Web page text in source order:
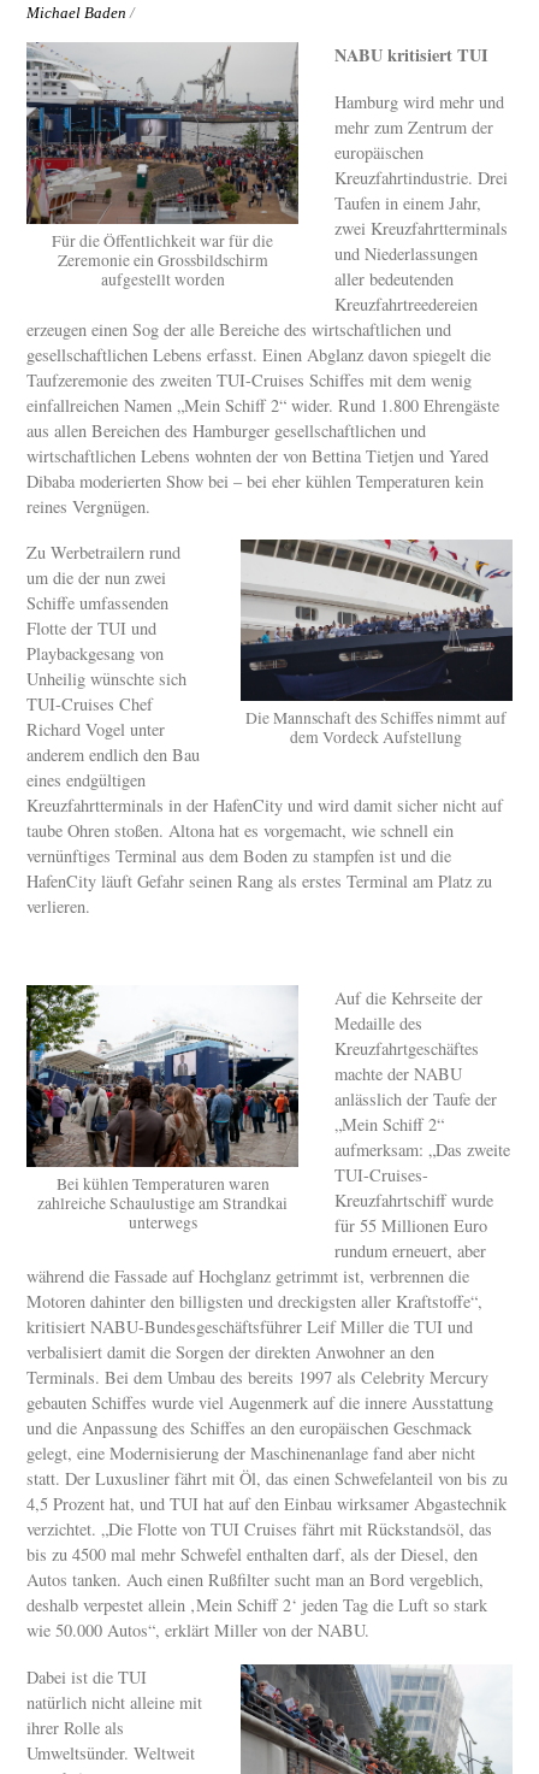
Michael Baden /
Für die Öffentlichkeit war für die
Zeremonie ein Grossbildschirm
aufgestellt worden
NABU kritisiert TUI
Hamburg wird mehr und
mehr zum Zentrum der
europäischen
Kreuzfahrtindustrie. Drei
Taufen in einem Jahr,
zwei Kreuzfahrtterminals
und Niederlassungen
aller bedeutenden
Kreuzfahrtreedereien
erzeugen einen Sog der alle Bereiche des wirtschaftlichen und
gesellschaftlichen Lebens erfasst. Einen Abglanz davon spiegelt die
Taufzeremonie des zweiten TUI-Cruises Schiffes mit dem wenig
einfallreichen Namen „Mein Schiff 2“ wider. Rund 1.800 Ehrengäste
aus allen Bereichen des Hamburger gesellschaftlichen und
wirtschaftlichen Lebens wohnten der von Bettina Tietjen und Yared
Dibaba moderierten Show bei – bei eher kühlen Temperaturen kein
reines Vergnügen.
Die Mannschaft des Schiffes nimmt auf
dem Vordeck Aufstellung
Zu Werbetrailern rund
um die der nun zwei
Schiffe umfassenden
Flotte der TUI und
Playbackgesang von
Unheilig wünschte sich
TUI-Cruises Chef
Richard Vogel unter
anderem endlich den Bau
eines endgültigen
Kreuzfahrtterminals in der HafenCity und wird damit sicher nicht auf
taube Ohren stoßen. Altona hat es vorgemacht, wie schnell ein
vernünftiges Terminal aus dem Boden zu stampfen ist und die
HafenCity läuft Gefahr seinen Rang als erstes Terminal am Platz zu
verlieren.
Bei kühlen Temperaturen waren
zahlreiche Schaulustige am Strandkai
unterwegs
Auf die Kehrseite der
Medaille des
Kreuzfahrtgeschäftes
machte der NABU
anlässlich der Taufe der
„Mein Schiff 2“
aufmerksam: „Das zweite
TUI-Cruises-
Kreuzfahrtschiff wurde
für 55 Millionen Euro
rundum erneuert, aber
während die Fassade auf Hochglanz getrimmt ist, verbrennen die
Motoren dahinter den billigsten und dreckigsten aller Kraftstoffe“,
kritisiert NABU-Bundesgeschäftsführer Leif Miller die TUI und
verbalisiert damit die Sorgen der direkten Anwohner an den
Terminals. Bei dem Umbau des bereits 1997 als Celebrity Mercury
gebauten Schiffes wurde viel Augenmerk auf die innere Ausstattung
und die Anpassung des Schiffes an den europäischen Geschmack
gelegt, eine Modernisierung der Maschinenanlage fand aber nicht
statt. Der Luxusliner fährt mit Öl, das einen Schwefelanteil von bis zu
4,5 Prozent hat, und TUI hat auf den Einbau wirksamer Abgastechnik
verzichtet. „Die Flotte von TUI Cruises fährt mit Rückstandsöl, das
bis zu 4500 mal mehr Schwefel enthalten darf, als der Diesel, den
Autos tanken. Auch einen Rußfilter sucht man an Bord vergeblich,
deshalb verpestet allein ‚Mein Schiff 2‘ jeden Tag die Luft so stark
wie 50.000 Autos“, erklärt Miller von der NABU.
Dabei ist die TUI
natürlich nicht alleine mit
ihrer Rolle als
Umweltsünder. Weltweit